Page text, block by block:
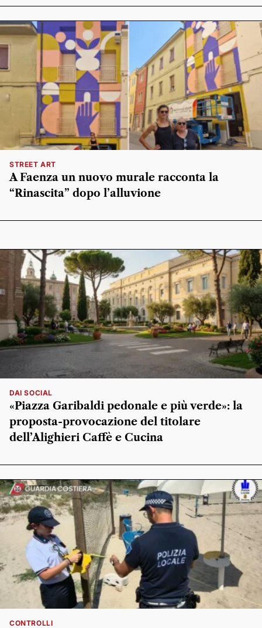
STREET ART
A Faenza un nuovo murale racconta la
“Rinascita” dopo l’alluvione
DAI SOCIAL
«Piazza Garibaldi pedonale e più verde»: la
proposta-provocazione del titolare
dell’Alighieri Caffè e Cucina
CONTROLLI